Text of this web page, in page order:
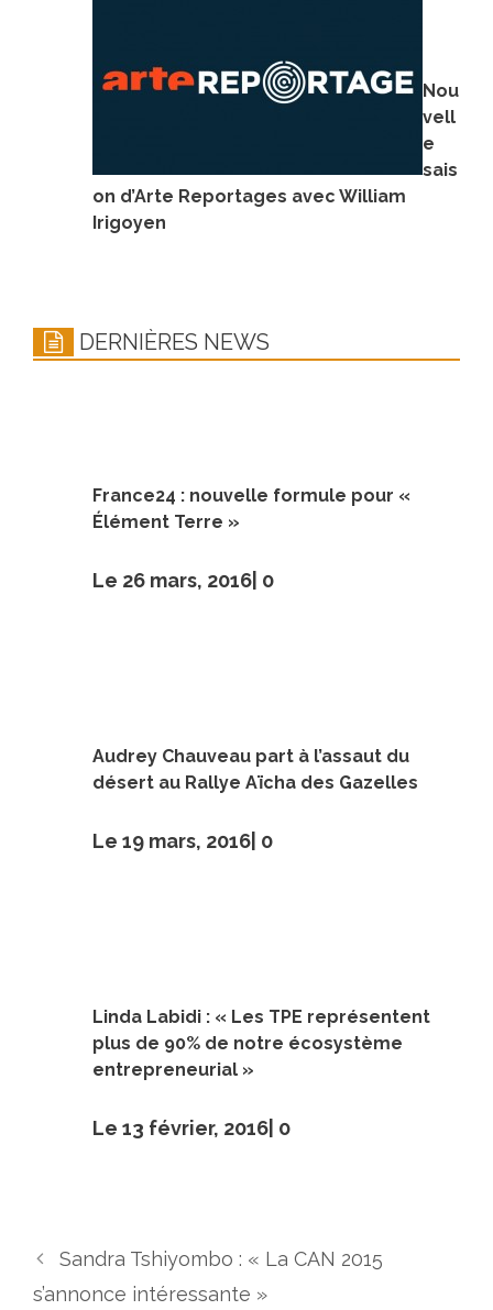
Nou
vell
e
sais
on d’Arte Reportages avec William
Irigoyen
DERNIÈRES NEWS
France24 : nouvelle formule pour «
Élément Terre »
Le 26 mars, 2016| 0
Audrey Chauveau part à l’assaut du
désert au Rallye Aïcha des Gazelles
Le 19 mars, 2016| 0
Linda Labidi : « Les TPE représentent
plus de 90% de notre écosystème
entrepreneurial »
Le 13 février, 2016| 0
Sandra Tshiyombo : « La CAN 2015
s’annonce intéressante »